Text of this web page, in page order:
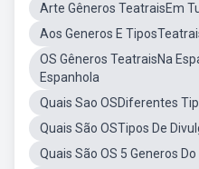
Arte Gêneros TeatraisEm
Aos Generos E
OS Gêneros TeatraisNa
Espanhola
Quais Sao OSDiferentes
Quais São OSTipos De
Quais São OS 5 Generos